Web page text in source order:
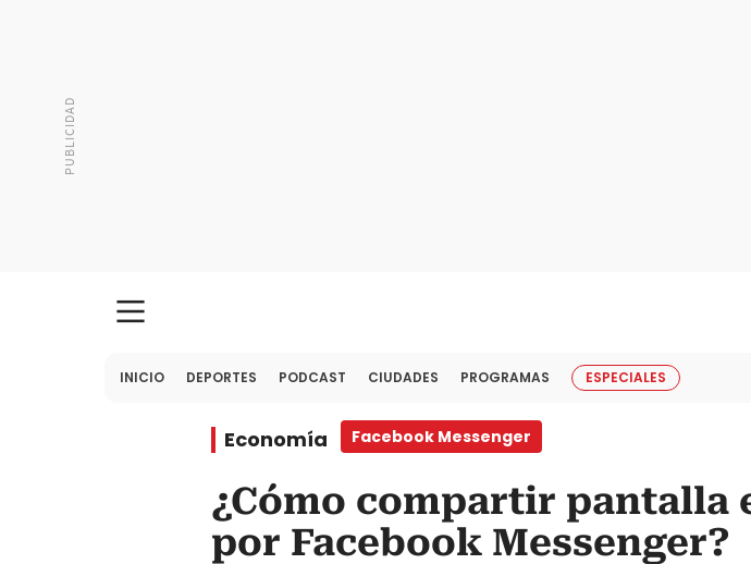
INICIO DEPORTES PODCAST CIUDADES PROGRAMAS ESPECIALES
Economía Facebook Messenger
¿Cómo compartir pantalla
por Facebook Messenger?